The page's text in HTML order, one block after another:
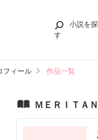
小説を探
す
フィール 作品一覧
ＭＥＲＩＴＡ